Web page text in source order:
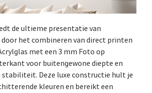
de ultieme presentatie van
door het combineren van direct printen
met een 3 mm Foto op
voor buitengewone diepte en
stabiliteit. Deze luxe constructie hult je
kleuren en bereikt een